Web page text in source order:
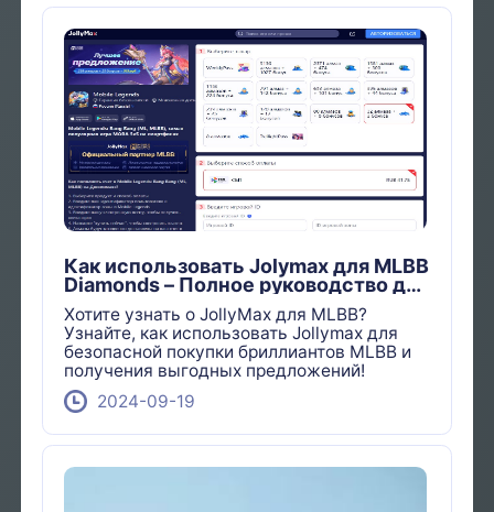
Как использовать Jolymax для MLBB
Diamonds – Полное руководство для
геймеров!
Хотите узнать о JollyMax для MLBB?
Узнайте, как использовать Jollymax для
безопасной покупки бриллиантов MLBB и
получения выгодных предложений!
2024-09-19